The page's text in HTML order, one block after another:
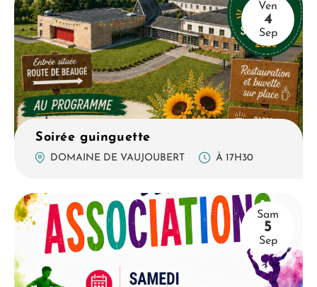
Ven
4
Sep
Soirée guinguette
DOMAINE DE VAUJOUBERT À 17H30
Sam
5
Sep